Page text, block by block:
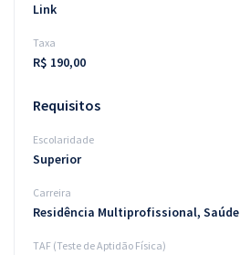
Link
Taxa
R$ 190,00
Requisitos
Escolaridade
Superior
Carreira
Residência Multiprofissional, Saúde
TAF (Teste de Aptidão Física)